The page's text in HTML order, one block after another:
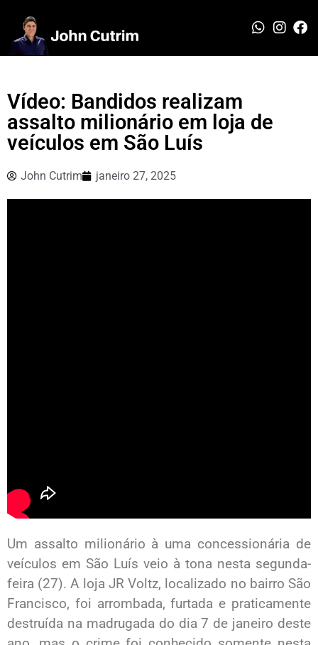
Vídeo: Bandidos realizam
assalto milionário em loja de
veículos em São Luís
John Cutrim janeiro 27, 2025
Um assalto milionário à uma concessionária de
veículos em São Luís veio à tona nesta segunda-
feira (27). A loja JR Voltz, localizado no bairro São
Francisco, foi arrombada, furtada e praticamente
destruída na madrugada do dia 7 de janeiro deste